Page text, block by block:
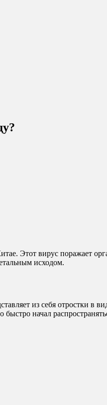
Этот вирус поражает
исходом.
из себя отростки в
начал